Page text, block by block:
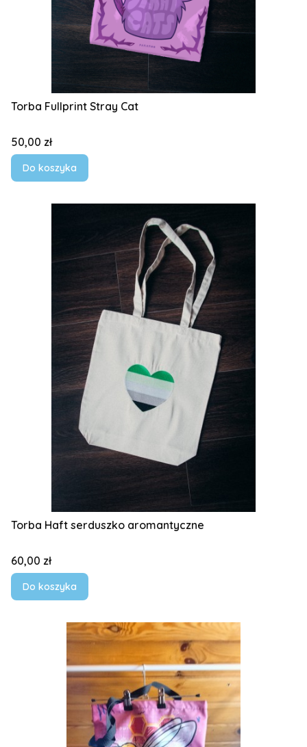
Torba Fullprint Stray Cat
Cena
50,00 zł
Do koszyka
Torba Haft serduszko aromantyczne
Cena
60,00 zł
Do koszyka